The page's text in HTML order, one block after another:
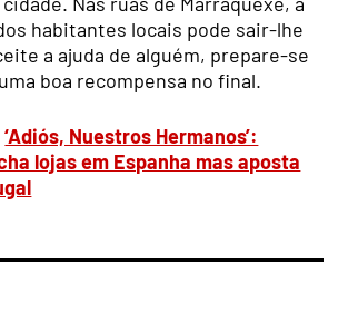
habitantes locais pode sair-lhe
a ajuda de alguém, prepare-se
boa recompensa no final.
‘Adiós, Nuestros Hermanos’:
lojas em Espanha mas aposta